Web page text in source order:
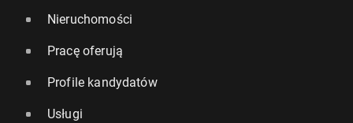
Nieruchomości
Pracę oferują
Profile kandydatów
Usługi